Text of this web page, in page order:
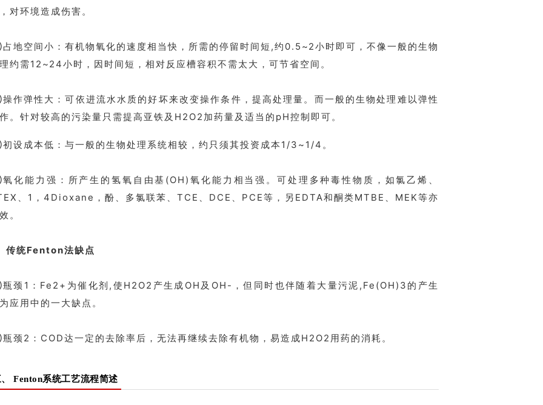
对环境造成伤害。
地空间小：有机物氧化的速度相当快，所需的停留时间短,约0.5~2小时即可，不像一般的生物
约需12~24小时，因时间短，相对反应槽容积不需太大，可节省空间。
作弹性大：可依进流水水质的好坏来改变操作条件，提高处理量。而一般的生物处理难以弹性
。针对较高的污染量只需提高亚铁及H2O2加药量及适当的pH控制即可。
设成本低：与一般的生物处理系统相较，约只须其投资成本1/3~1/4。
化能力强：所产生的氢氧自由基(OH)氧化能力相当强。可处理多种毒性物质，如氯乙烯、
、1，4Dioxane，酚、多氯联苯、TCE、DCE、PCE等，另EDTA和酮类MTBE、MEK等亦
。
传统Fenton法缺点
颈1：Fe2+为催化剂,使H2O2产生成OH及OH-，但同时也伴随着大量污泥,Fe(OH)3的产生
应用中的一大缺点。
颈2：COD达一定的去除率后，无法再继续去除有机物，易造成H2O2用药的消耗。
、 Fenton系统工艺流程简述